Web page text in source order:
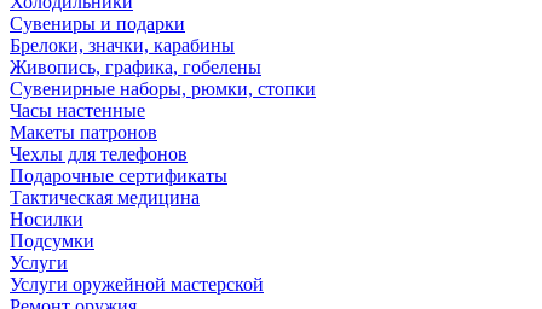
Сувениры и подарки
Брелоки, значки, карабины
Живопись, графика, гобелены
Сувенирные наборы, рюмки, стопки
Часы настенные
Макеты патронов
Чехлы для телефонов
Подарочные сертификаты
Тактическая медицина
Носилки
Подсумки
Услуги
Услуги оружейной мастерской